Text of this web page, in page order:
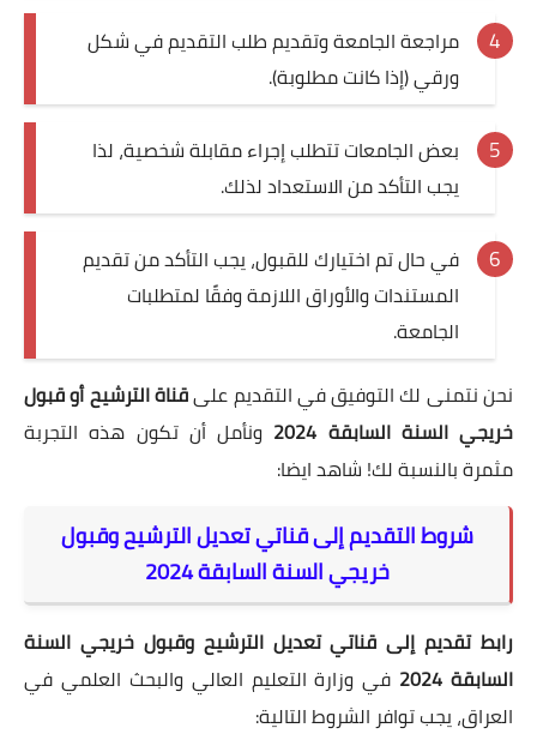
مراجعة الجامعة وتقديم طلب التقديم في شكل
ورقي (إذا كانت مطلوبة).
بعض الجامعات تتطلب إجراء مقابلة شخصية، لذا
يجب التأكد من الاستعداد لذلك.
في حال تم اختيارك للقبول، يجب التأكد من تقديم
المستندات والأوراق اللازمة وفقًا لمتطلبات
الجامعة.
نحن نتمنى لك التوفيق في التقديم علىقناة الترشيح أو قبول
خريجي السنة السابقة 2024
ونأمل أن تكون هذه التجربة
مثمرة بالنسبة لك! شاهد ايضا:
شروط التقديم إلى قناتي تعديل الترشيح وقبول
خريجي السنة السابقة 2024
رابط تقديم إلى قناتي تعديل الترشيح وقبول خريجي السنة
السابقة 2024
في وزارة التعليم العالي والبحث العلمي في
العراق، يجب توافر الشروط التالية: